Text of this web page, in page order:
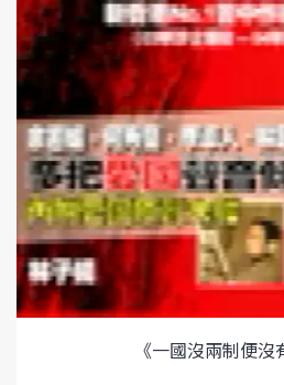
《一國沒兩制便沒